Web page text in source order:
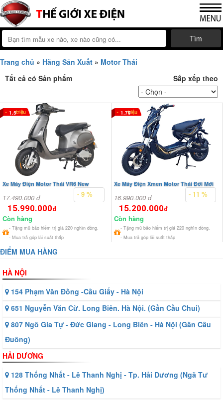
Tìm
Trang chủ » Hãng Sản Xuất » Motor Thái
Tất cả có Sản phẩm Sắp xếp theo
1.5
Xe Máy Điện Motor Thái VR6 New
17.490.000 đ - 9 %
15.990.000đ
Còn hàng
- Tặng mũ bảo hiểm trị giá 220 nghìn đồng.
- Mua trả góp lãi suất thấp
1.79
Xe Máy Điện Xmen Motor Thái Đời Mới
16.990.000 đ - 11 %
15.200.000đ
Còn hàng
- Tặng mũ bảo hiểm trị giá 220 nghìn đồng.
- Mua trả góp lãi suất thấp
ĐIỂM MUA HÀNG
HÀ NỘI
154 Phạm Văn Đồng -Cầu Giấy - Hà Nội
651 Nguyễn Văn Cừ. Long Biên. Hà Nội. (Gần Cầu Chui)
807 Ngô Gia Tự - Đức Giang - Long Biên - Hà Nội (Gần Cầu
Đuông)
HẢI DƯƠNG
128 Thống Nhất - Lê Thanh Nghị - Tp. Hải Dương (Ngã Tư
Thống Nhất - Lê Thanh Nghị)